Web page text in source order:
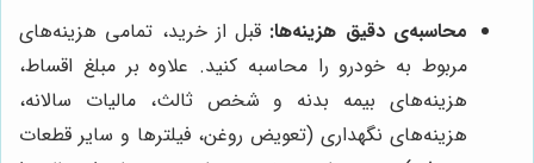
محاسبه‌ی دقیق هزینه‌ها: قبل از خرید، تمامی هزینه‌های
مربوط به خودرو را محاسبه کنید. علاوه بر مبلغ اقساط،
هزینه‌های بیمه بدنه و شخص ثالث، مالیات سالانه،
هزینه‌های نگهداری (تعویض روغن، فیلترها و سایر قطعات